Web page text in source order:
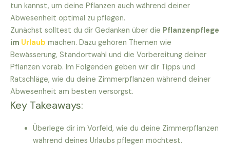
tun kannst, um deine Pflanzen auch während deiner
Abwesenheit optimal zu pflegen.
Zunächst solltest du dir Gedanken über die Pflanzenpflege
im Urlaub machen. Dazu gehören Themen wie
Bewässerung, Standortwahl und die Vorbereitung deiner
Pflanzen vorab. Im Folgenden geben wir dir Tipps und
Ratschläge, wie du deine Zimmerpflanzen während deiner
Abwesenheit am besten versorgst.
Key Takeaways:
Überlege dir im Vorfeld, wie du deine Zimmerpflanzen
während deines Urlaubs pflegen möchtest.